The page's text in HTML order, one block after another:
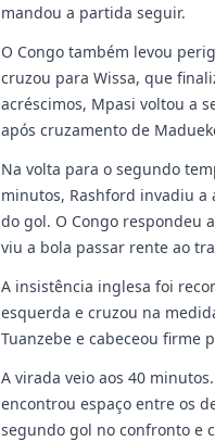
mandou a partida seguir.
O Congo também levou
cruzou para Wissa, que
acréscimos, Mpasi voltou a
após cruzamento de
Na volta para o segundo
minutos, Rashford invadiu a
do gol. O Congo respondeu
viu a bola passar rente ao
A insistência inglesa foi
esquerda e cruzou na
Tuanzebe e cabeceou firme
A virada veio aos 40
encontrou espaço entre os
segundo gol no confronto e